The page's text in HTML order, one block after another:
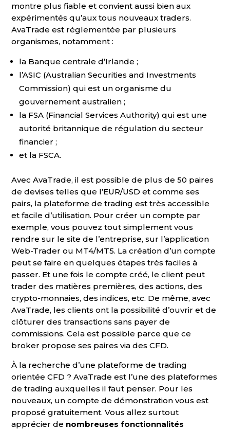
montre plus fiable et convient aussi bien aux
expérimentés qu’aux tous nouveaux traders.
AvaTrade est réglementée par plusieurs
organismes, notamment :
la Banque centrale d’Irlande ;
l’ASIC (Australian Securities and Investments
Commission) qui est un organisme du
gouvernement australien ;
la FSA (Financial Services Authority) qui est une
autorité britannique de régulation du secteur
financier ;
et la FSCA.
Avec AvaTrade, il est possible de plus de 50 paires
de devises telles que l’EUR/USD et comme ses
pairs, la plateforme de trading est très accessible
et facile d’utilisation. Pour créer un compte par
exemple, vous pouvez tout simplement vous
rendre sur le site de l’entreprise, sur l’application
Web-Trader ou MT4/MT5. La création d’un compte
peut se faire en quelques étapes très faciles à
passer. Et une fois le compte créé, le client peut
trader des matières premières, des actions, des
crypto-monnaies, des indices, etc. De même, avec
AvaTrade, les clients ont la possibilité d’ouvrir et de
clôturer des transactions sans payer de
commissions. Cela est possible parce que ce
broker propose ses paires via des CFD.
À la recherche d’une plateforme de trading
orientée CFD ? AvaTrade est l’une des plateformes
de trading auxquelles il faut penser. Pour les
nouveaux, un compte de démonstration vous est
proposé gratuitement. Vous allez surtout
apprécier de nombreuses fonctionnalités